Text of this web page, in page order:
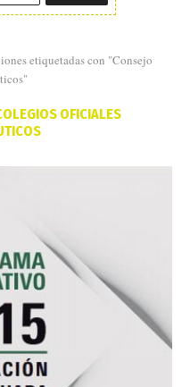
etiquetadas con "Consejo
OFICIALES